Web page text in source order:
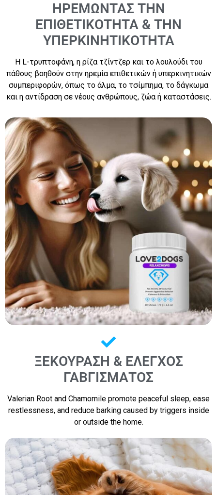
ΗΡΕΜΏΝΤΑΣ ΤΗΝ
ΕΠΙΘΕΤΙΚΌΤΗΤΑ & ΤΗΝ
ΥΠΕΡΚΙΝΗΤΙΚΌΤΗΤΑ
Η L-τρυπτοφάνη, η ρίζα τζίντζερ και το λουλούδι του
πάθους βοηθούν στην ηρεμία επιθετικών ή υπερκινητικών
συμπεριφορών, όπως το άλμα, το τσίμπημα, το δάγκωμα
και η αντίδραση σε νέους ανθρώπους, ζώα ή καταστάσεις.
ΞΕΚΟΎΡΑΣΗ & ΈΛΕΓΧΟΣ
ΓΑΒΓΊΣΜΑΤΟΣ
Valerian Root and Chamomile promote peaceful sleep, ease
restlessness, and reduce barking caused by triggers inside
or outside the home.​